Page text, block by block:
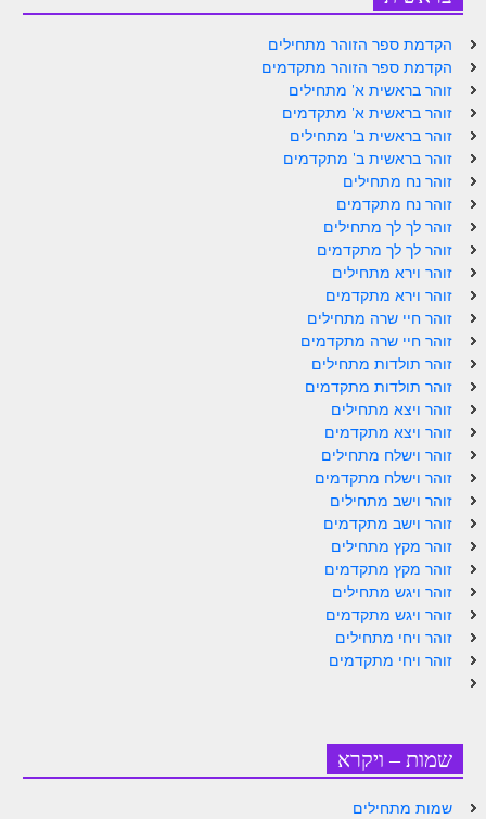
ספר הזוהר – שמות
הזוהר הקדוש שמות מתחילים
הזוהר הקדוש שמות מתקדמים
הזוהר הקדוש וארא מתחילים
הזוהר הקדוש וארא מתקדמים
הזוהר הקדוש בא מתחילים
הזוהר הקדוש בא מתקדמים
הזוהר הקדוש בשלח מתחילים
הזוהר הקדוש בשלח מתקדמים
הזוהר הקדוש יתרו מתחילים
הזוהר הקדוש יתרו מתקדמים
משפטים מתחילים
הזוהר הקדוש משפטים מתקדמים
הזוהר הקדוש תרומה השקפה
הזוהר הקדוש ספרא דצניעותא
הזוהר הקדוש תצווה השקפה
ספר הזוהר הקדוש כי תשא השקפה
ספר הזוהר הקדוש כי תשא מתקדמים
הקדמת ספר הזוהר מתחילים
הקדמת ספר הזוהר מתקדמים
זוהר בראשית א' מתחילים
זוהר בראשית א' מתקדמים
זוהר בראשית ב' מתחילים
זוהר בראשית ב' מתקדמים
זוהר נח מתחילים
זוהר נח מתקדמים
זוהר לך לך מתחילים
זוהר לך לך מתקדמים
זוהר וירא מתחילים
זוהר וירא מתקדמים
זוהר חיי שרה מתחילים
זוהר חיי שרה מתקדמים
זוהר תולדות מתחילים
זוהר תולדות מתקדמים
זוהר ויצא מתחילים
זוהר ויצא מתקדמים
זוהר וישלח מתחילים
זוהר וישלח מתקדמים
זוהר וישב מתחילים
זוהר וישב מתקדמים
זוהר מקץ מתחילים
זוהר מקץ מתקדמים
זוהר ויגש מתחילים
זוהר ויגש מתקדמים
זוהר ויחי מתחילים
זוהר ויחי מתקדמים
שמות – ויקרא
שמות מתחילים